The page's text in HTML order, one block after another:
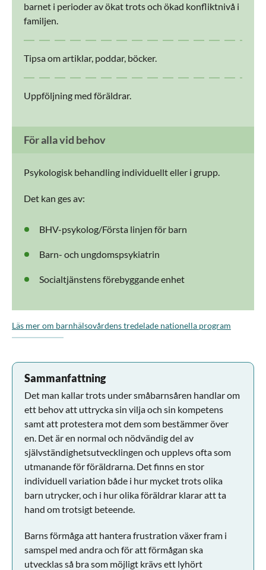
barnet i perioder av ökat trots och ökad konfliktnivå i
familjen.
Tipsa om artiklar, poddar, böcker.
Uppföljning med föräldrar.
För alla vid behov
Psykologisk behandling individuellt eller i grupp.
Det kan ges av:
BHV-psykolog/Första linjen för barn
Barn- och ungdomspsykiatrin
Socialtjänstens förebyggande enhet
Läs mer om barnhälsovårdens tredelade nationella program
Sammanfattning
Det man kallar trots under småbarnsåren handlar om
ett behov att uttrycka sin vilja och sin kompetens
samt att protestera mot dem som bestämmer över
en. Det är en normal och nödvändig del av
självständighetsutvecklingen och upplevs ofta som
utmanande för föräldrarna. Det finns en stor
individuell variation både i hur mycket trots olika
barn utrycker, och i hur olika föräldrar klarar att ta
hand om trotsigt beteende.
Barns förmåga att hantera frustration växer fram i
samspel med andra och för att förmågan ska
utvecklas så bra som möjligt krävs ett lyhört